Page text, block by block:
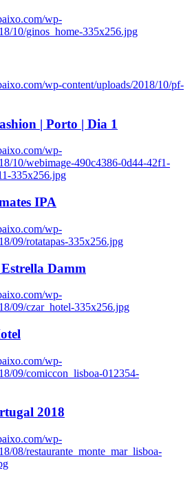
wp-
10/ginos_home-335x256.jpg
wp-content/uploads/2018/10/pf-
| Porto | Dia 1
wp-
10/webimage-490c4386-0d44-42f1-
335x256.jpg
IPA
wp-
09/rotatapas-335x256.jpg
Damm
wp-
09/czar_hotel-335x256.jpg
wp-
09/comiccon_lisboa-012354-
2018
wp-
08/restaurante_monte_mar_lisboa-